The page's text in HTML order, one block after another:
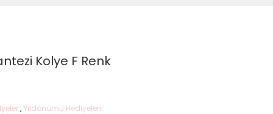
Kolye F Renk
,Yıldönümü Hediyeleri